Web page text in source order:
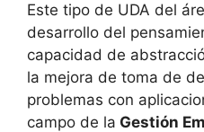
Este tipo de UDA del
desarrollo del
capacidad de
la mejora de toma de
problemas con
campo de la Gestión